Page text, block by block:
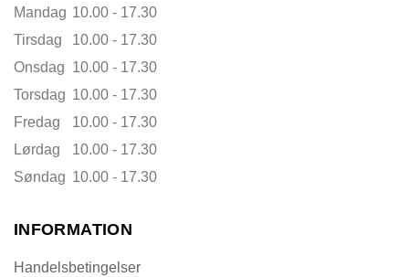
Mandag 10.00 - 17.30
Tirsdag
10.00 - 17.30
Onsdag 10.00 - 17.30
Torsdag 10.00 - 17.30
Fredag
10.00 - 17.30
Lørdag
10.00 - 17.30
Søndag 10.00 - 17.30
INFORMATION
Handelsbetingelser